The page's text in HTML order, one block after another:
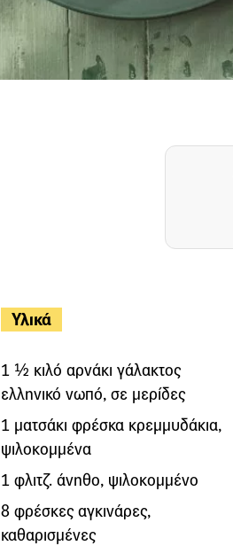
Υλικά
1 ½ κιλό αρνάκι γάλακτος
ελληνικό νωπό, σε μερίδες
1 ματσάκι φρέσκα κρεμμυδάκια,
ψιλοκομμένα
1 φλιτζ. άνηθο, ψιλοκομμένο
8 φρέσκες αγκινάρες,
καθαρισμένες